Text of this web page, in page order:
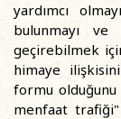
yardımcı
bulunmayı
geçirebilmek
himaye
formu olduğunu
menfaat